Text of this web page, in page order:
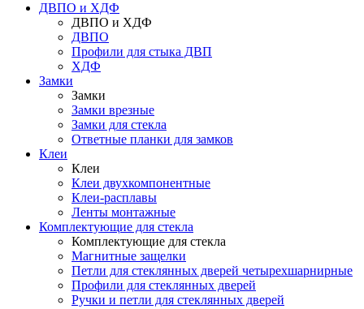
ДВПО и ХДФ
ДВПО и ХДФ
ДВПО
Профили для стыка ДВП
ХДФ
Замки
Замки
Замки врезные
Замки для стекла
Ответные планки для замков
Клеи
Клеи
Клеи двухкомпонентные
Клеи-расплавы
Ленты монтажные
Комплектующие для стекла
Комплектующие для стекла
Магнитные защелки
Петли для стеклянных дверей четырехшарнирные
Профили для стеклянных дверей
Ручки и петли для стеклянных дверей